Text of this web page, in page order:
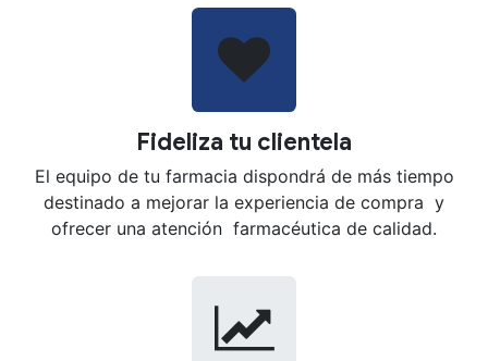
Fideliza tu clientela
El equipo de tu farmacia dispondrá de más tiempo
destinado a mejorar la experiencia de compra y
ofrecer una atención farmacéutica de calidad.